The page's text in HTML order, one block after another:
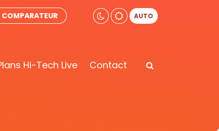
COMPARATEUR AUTO
Hi-Tech Live Contact